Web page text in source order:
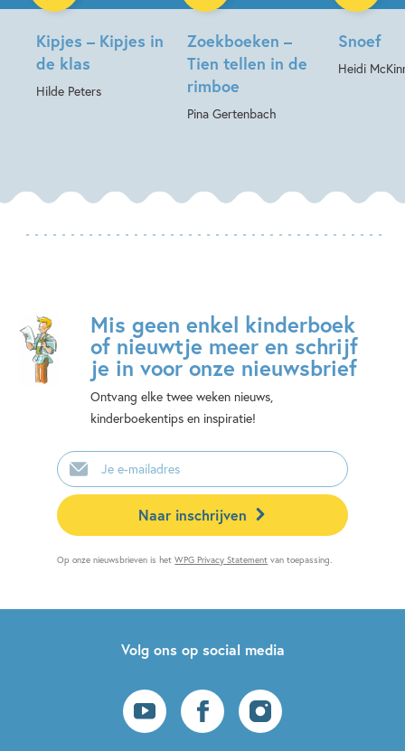
Kipjes – Kipjes in
de klas
Hilde Peters
Zoekboeken –
Tien tellen in de
rimboe
Pina Gertenbach
Snoef
Heidi
Mis geen enkel kinderboek
of nieuwtje meer en schrijf
je in voor onze nieuwsbrief
Ontvang elke twee weken nieuws,
kinderboekentips en inspiratie!
E-
mailadres
Naar inschrijven
Op onze nieuwsbrieven is hetWPG Privacy Statement van toepassing.
Volg ons op social media